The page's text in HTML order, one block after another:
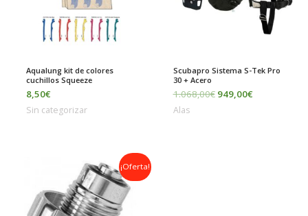
Aqualung kit de colores
cuchillos Squeeze
8,50€
Sin categorizar
Scubapro Sistema S-Tek Pro
30 + Acero
1.068,00€ 949,00€
Alas
¡Oferta!
precio
original
era:
50,00€.
El
precio
actual
es:
48,00€.